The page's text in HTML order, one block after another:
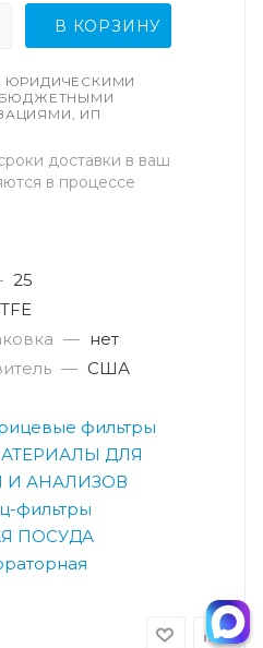
В КОРЗИНУ
ЮРИДИЧЕСКИМИ
ИП
доставки в ваш
в процессе
25
— нет
— США
фильтры
ДЛЯ
И АНАЛИЗОВ
фильтры
ПОСУДА